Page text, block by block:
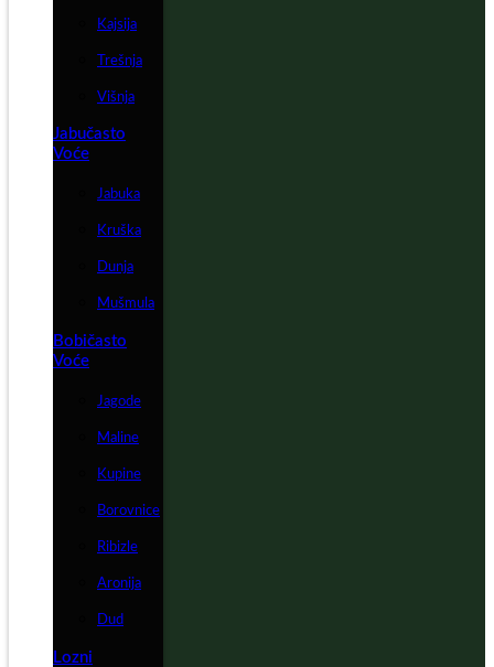
Kajsija
Trešnja
Višnja
Jabučasto
Voće
Jabuka
Kruška
Dunja
Mušmula
Bobičasto
Voće
Jagode
Maline
Kupine
Borovnice
Ribizle
Aronija
Dud
Lozni